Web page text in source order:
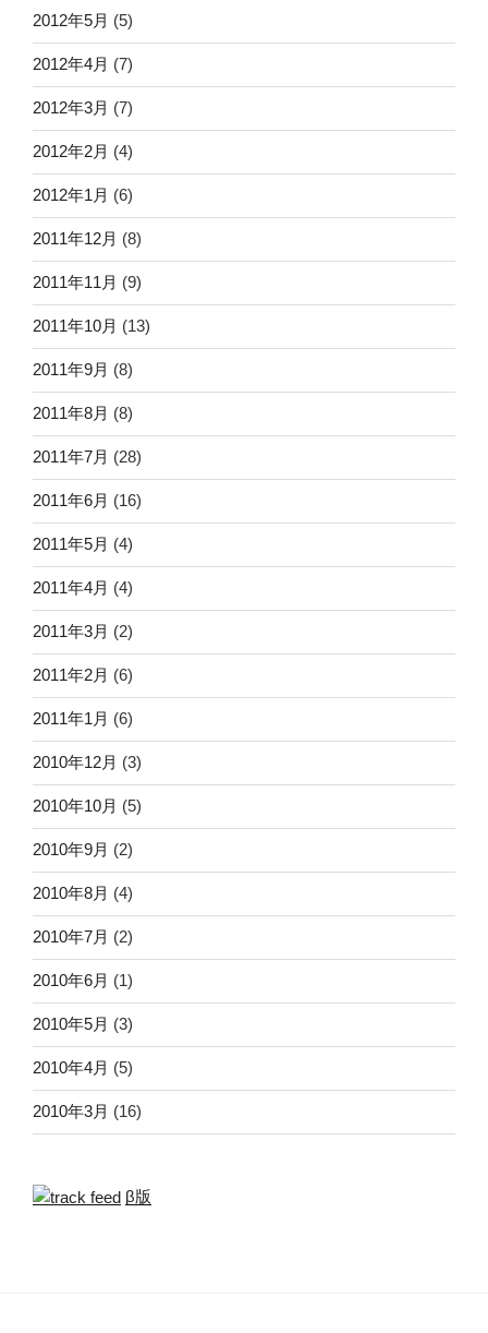
2012年5月 (5)
2012年4月 (7)
2012年3月 (7)
2012年2月 (4)
2012年1月 (6)
2011年12月 (8)
2011年11月 (9)
2011年10月 (13)
2011年9月 (8)
2011年8月 (8)
2011年7月 (28)
2011年6月 (16)
2011年5月 (4)
2011年4月 (4)
2011年3月 (2)
2011年2月 (6)
2011年1月 (6)
2010年12月 (3)
2010年10月 (5)
2010年9月 (2)
2010年8月 (4)
2010年7月 (2)
2010年6月 (1)
2010年5月 (3)
2010年4月 (5)
2010年3月 (16)
β版